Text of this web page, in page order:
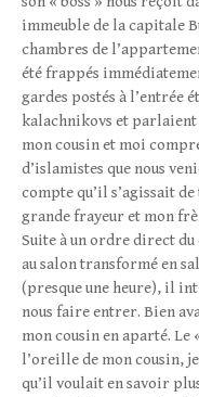
immeuble de la capitale
chambres de
été frappés
gardes postés à l’entrée
kalachnikovs et parlaient
mon cousin et moi
d’islamistes que nous
compte qu’il s’agissait
grande frayeur et mon
Suite à un ordre direct du
au salon transformé en
(presque une heure), il
nous faire entrer. Bien
mon cousin en aparté. Le
l’oreille de mon cousin,
qu’il voulait en savoir